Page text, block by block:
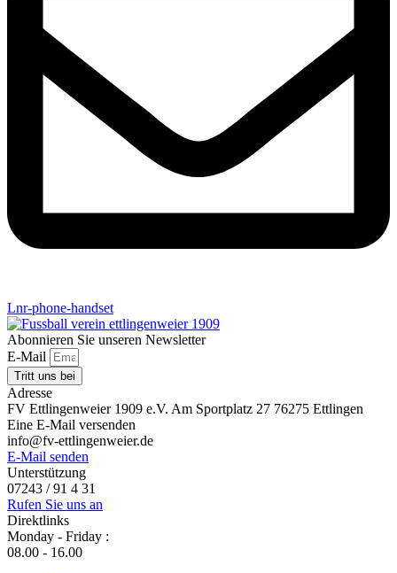
Lnr-phone-handset
Abonnieren Sie unseren Newsletter
E-Mail
Tritt uns bei
Adresse
FV Ettlingenweier 1909 e.V. Am Sportplatz 27 76275 Ettlingen
Eine E-Mail versenden
info@fv-ettlingenweier.de
E-Mail senden
Unterstützung
07243 / 91 4 31
Rufen Sie uns an
Direktlinks
Monday - Friday :
08.00 - 16.00